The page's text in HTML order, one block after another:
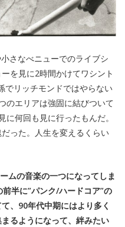
さなべニューでのライブシ
を見に2時間かけてワシント
でリッチモンドではやらない
のエリアは強固に結びついて
何回も見に行ったもんだ。
った。人生を変えるくらい
ムの音楽の一つになってしま
半に”パンク/ハードコア”の
、90年代中期にはより多く
るようになって、絆みたい